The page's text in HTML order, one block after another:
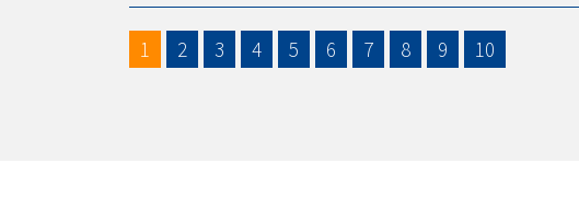
1 2 3 4 5 6 7 8 9 10